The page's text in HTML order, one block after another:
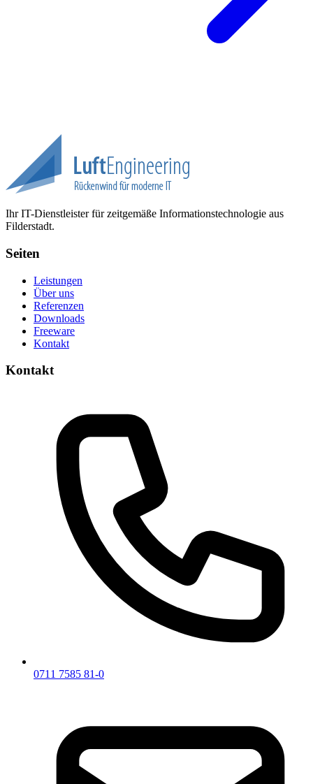
Ihr IT-Dienstleister für zeitgemäße Informationstechnologie aus
Filderstadt.
Seiten
Leistungen
Über uns
Referenzen
Downloads
Freeware
Kontakt
Kontakt
0711 7585 81-0